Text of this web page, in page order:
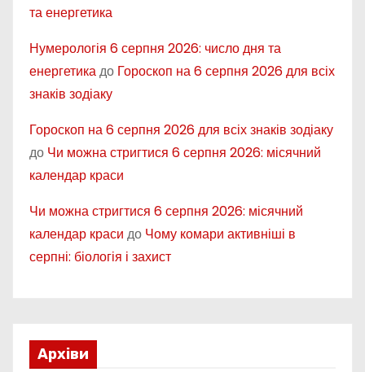
та енергетика
Нумерологія 6 серпня 2026: число дня та
енергетикадо Гороскоп на 6 серпня 2026 для всіх
знаків зодіаку
Гороскоп на 6 серпня 2026 для всіх знаків зодіаку
до Чи можна стригтися 6 серпня 2026: місячний
календар краси
Чи можна стригтися 6 серпня 2026: місячний
календар краси до Чому комари активніші в
серпні: біологія і захист
Архіви